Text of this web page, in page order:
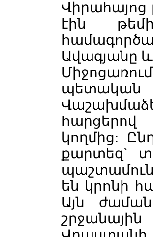
Վիրահայոց
էին
Ավագյանը
պետական
կողմից:
քարտեզ՝
են կրոնի
Այն